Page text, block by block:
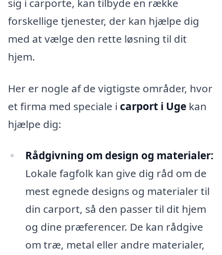
sig i carporte, kan tilbyde en række
forskellige tjenester, der kan hjælpe dig
med at vælge den rette løsning til dit
hjem.
Her er nogle af de vigtigste områder, hvor
et firma med speciale i carport i Uge kan
hjælpe dig:
Rådgivning om design og materialer:
Lokale fagfolk kan give dig råd om de
mest egnede designs og materialer til
din carport, så den passer til dit hjem
og dine præferencer. De kan rådgive
om træ, metal eller andre materialer,